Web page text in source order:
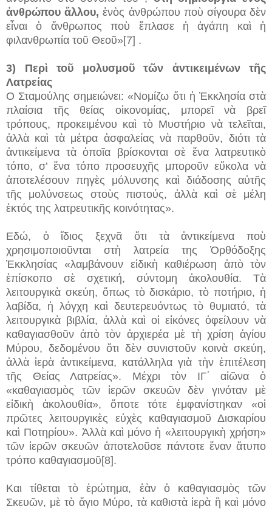
ἀνθρώπου ἄλλου, ἑνὸς ἀνθρώπου ποὺ σίγουρα δὲν
εἶναι ὁ ἄνθρωπος ποὺ ἔπλασε ἡ ἀγάπη καὶ ἡ
φιλανθρωπία τοῦ Θεοῦ»[7] .
3) Περὶ τοῦ μολυσμοῦ τῶν ἀντικειμένων τῆς
Λατρείας
Ο Σταμούλης σημειώνει: «Νομίζω ὅτι ἡ Ἐκκλησία στὰ
πλαίσια τῆς θείας οἰκονομίας, μπορεῖ νὰ βρεῖ
τρόπους, προκειμένου καὶ τὸ Μυστήριο νὰ τελεῖται,
ἀλλὰ καὶ τὰ μέτρα ἀσφαλείας νὰ παρθοῦν, διότι τὰ
ἀντικείμενα τὰ ὁποῖα βρίσκονται σὲ ἕνα λατρευτικὸ
τόπο, σ’ ἕνα τόπο προσευχῆς μποροῦν εὔκολα νὰ
ἀποτελέσουν πηγὲς μόλυνσης καὶ διάδοσης αὐτῆς
τῆς μολύνσεως στοὺς πιστούς, ἀλλὰ καὶ σὲ μέλη
ἐκτός της λατρευτικῆς κοινότητας».
Εδώ, ὁ ἴδιος ξεχνᾶ ὅτι τὰ ἀντικείμενα ποὺ
χρησιμοποιοῦνται στὴ λατρεία της Ὀρθόδοξης
Ἐκκλησίας «λαμβάνουν εἰδικὴ καθιέρωση ἀπὸ τὸν
ἐπίσκοπο σὲ σχετική, σύντομη ἀκολουθία. Τὰ
λειτουργικὰ σκεύη, ὅπως τὸ δισκάριο, τὸ ποτήριο, ἡ
λαβίδα, ἡ λόγχη καὶ δευτερευόντως τὸ θυμιατό, τὰ
λειτουργικὰ βιβλία, ἀλλὰ καὶ οἱ εἰκόνες ὀφείλουν νὰ
καθαγιασθοῦν ἀπὸ τὸν ἀρχιερέα μὲ τὴ χρίση ἁγίου
Μύρου, δεδομένου ὅτι δὲν συνιστοῦν κοινὰ σκεύη,
ἀλλὰ ἱερὰ ἀντικείμενα, κατάλληλα γιὰ τὴν ἐπιτέλεση
τῆς Θείας Λατρείας». Μέχρι τὸν ΙΓ΄ αἰῶνα ὁ
«καθαγιασμὸς τῶν ἱερῶν σκευῶν δὲν γινόταν μὲ
εἰδικὴ ἀκολουθία», ὅποτε τότε ἐμφανίστηκαν «οἱ
πρῶτες λειτουργικὲς εὐχὲς καθαγιασμοῦ Δισκαρίου
καὶ Ποτηρίου». Ἀλλὰ καὶ μόνο ἡ «λειτουργικὴ χρήση»
τῶν ἱερῶν σκευῶν ἀποτελοῦσε πάντοτε ἕναν ἄτυπο
τρόπο καθαγιασμοῦ[8].
Και τίθεται τὸ ἐρώτημα, ἐὰν ὁ καθαγιασμὸς τῶν
Σκευῶν, μὲ τὸ ἅγιο Μύρο, τὰ καθιστὰ ἱερὰ ἢ καὶ μόνο